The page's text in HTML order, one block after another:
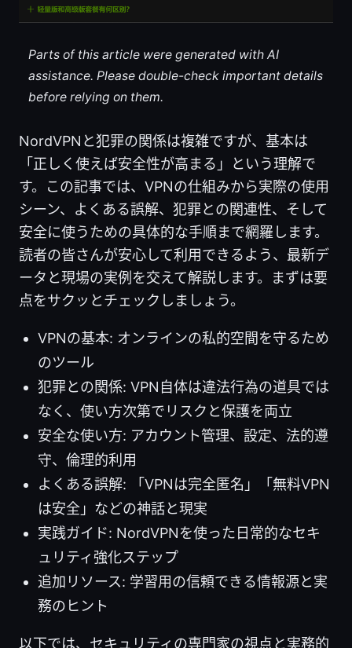
Parts of this article were generated with AI
assistance. Please double-check important details
before relying on them.
NordVPNと犯罪の関係は複雑ですが、基本は
「正しく使えば安全性が高まる」という理解で
す。この記事では、VPNの仕組みから実際の使用
シーン、よくある誤解、犯罪との関連性、そして
安全に使うための具体的な手順まで網羅します。
読者の皆さんが安心して利用できるよう、最新デ
ータと現場の実例を交えて解説します。まずは要
点をサクッとチェックしましょう。
VPNの基本: オンラインの私的空間を守るため
のツール
犯罪との関係: VPN自体は違法行為の道具では
なく、使い方次第でリスクと保護を両立
安全な使い方: アカウント管理、設定、法的遵
守、倫理的利用
よくある誤解: 「VPNは完全匿名」「無料VPN
は安全」などの神話と現実
実践ガイド: NordVPNを使った日常的なセキ
ュリティ強化ステップ
追加リソース: 学習用の信頼できる情報源と実
務のヒント
以下では、セキュリティの専門家の視点と実務的